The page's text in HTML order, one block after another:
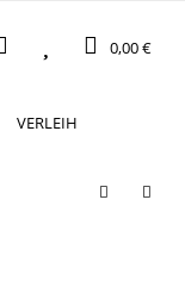
0,00 €
VERLEIH